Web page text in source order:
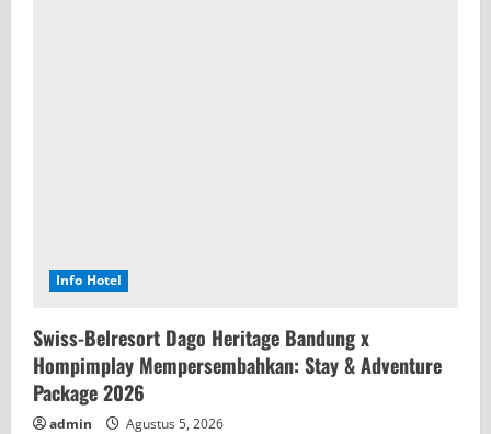
Info Hotel
Swiss-Belresort Dago Heritage Bandung x
Hompimplay Mempersembahkan: Stay & Adventure
Package 2026
admin Agustus 5, 2026